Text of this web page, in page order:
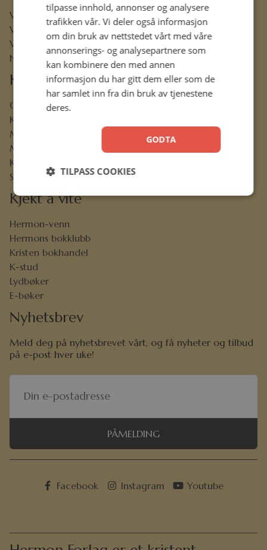
Vår visjon
Vår historie
Vårt ansvar
Nettbibel
Kundeservice
Ofte stilte spørsmål
Kontaktskjema
Min konto
Menighetsrabatt
Kjøpsbetingelser
Sikkerhet og personvern
Kjekt å vite
Hermon-venn
Hermons bokklubb
Kristen bokhandel
K-stud
Lydbøker
E-bøker
Nyhetsbrev
Meld deg på nyhetsbrevet vårt, og få nyheter og tilbud
på e-post hver uke!
PÅMELDING
Facebook Instagram Youtube
tilpasse innhold, annonser og analysere
trafikken vår. Vi deler også informasjon
om din bruk av nettstedet vårt med våre
annonserings- og analysepartnere som
kan kombinere den med annen
informasjon du har gitt dem eller som de
har samlet inn fra din bruk av tjenestene
deres.
GODTA
TILPASS COOKIES